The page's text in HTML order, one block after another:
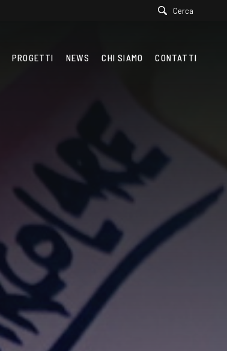
Cerca
PROGETTI NEWS CHI SIAMO CONTATTI